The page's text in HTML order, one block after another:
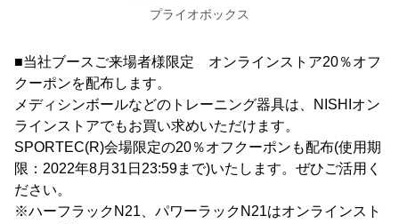
プライオボックス
■当社ブースご来場者様限定 オンラインストア20％オフ
クーポンを配布します。
メディシンボールなどのトレーニング器具は、NISHIオン
ラインストアでもお買い求めいただけます。
SPORTEC(R)会場限定の20％オフクーポンも配布(使用期
限：2022年8月31日23:59まで)いたします。ぜひご活用く
ださい。
※ハーフラックN21、パワーラックN21はオンラインスト